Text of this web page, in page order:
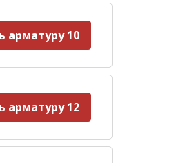
арматуру 10
арматуру 12